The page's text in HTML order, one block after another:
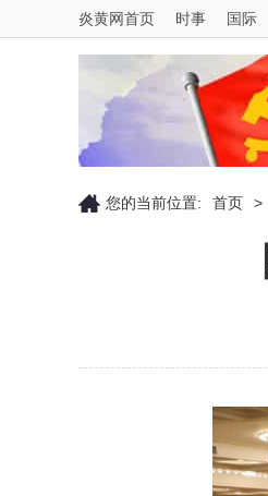
炎黄网首页 时事 国际
您的当前位置: 首页 >